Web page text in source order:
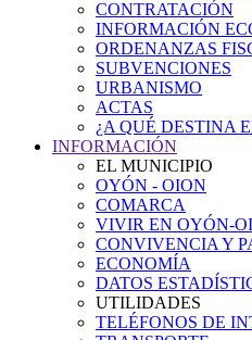
CONTRATACIÓN
INFORMACIÓN
ORDENANZAS
SUBVENCIONES
URBANISMO
ACTAS
¿A QUÉ DESTINA
INFORMACIÓN
EL MUNICIPIO
OYÓN - OION
COMARCA
VIVIR EN OYÓN-
CONVIVENCIA Y
ECONOMÍA
DATOS
UTILIDADES
TELÉFONOS DE